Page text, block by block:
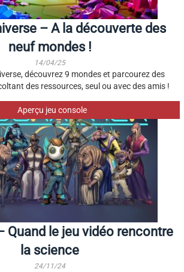
– A la découverte des
neuf mondes !
14/04/25
découvrez 9 mondes et parcourez des
des ressources, seul ou avec des amis !
Aperçu jeu console
Quand le jeu vidéo rencontre
la science
24/11/24